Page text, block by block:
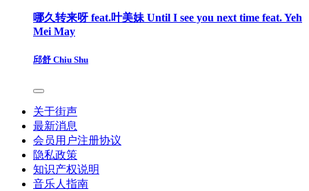
哪久转来呀 feat.叶美妹 Until I see you next time feat. Yeh
Mei May
邱舒 Chiu Shu
关于街声
最新消息
会员用户注册协议
隐私政策
知识产权说明
音乐人指南